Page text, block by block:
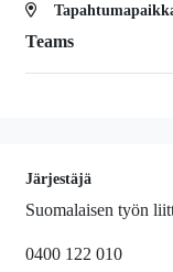
Teams
Järjestäjä
Suomalaisen työn
0400 122 010